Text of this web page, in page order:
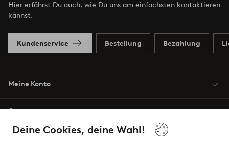
Deine Cookies, deine Wahl!
Hier erfährst Du auch, wie Du uns am einfachsten kontaktieren
kannst.
Kundenservice Bestellung Bezahlung
Meine Konto